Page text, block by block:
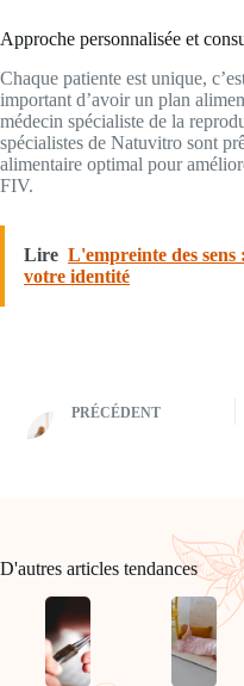
Approche personnalisée et
Chaque patiente est unique,
important d’avoir un plan
médecin spécialiste de la
spécialistes de Natuvitro sont
alimentaire optimal pour
FIV.
Lire L'empreinte des
votre identité
PRÉCÉDENT
D'autres articles tendances